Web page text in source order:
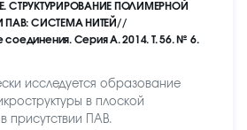
СТРУКТУРИРОВАНИЕ ПОЛИМЕРНОЙ
ПАВ: СИСТЕМА НИТЕЙ//
Серия А. 2014. Т. 56. № 6.
исследуется образование
в плоской
присутствии ПАВ.